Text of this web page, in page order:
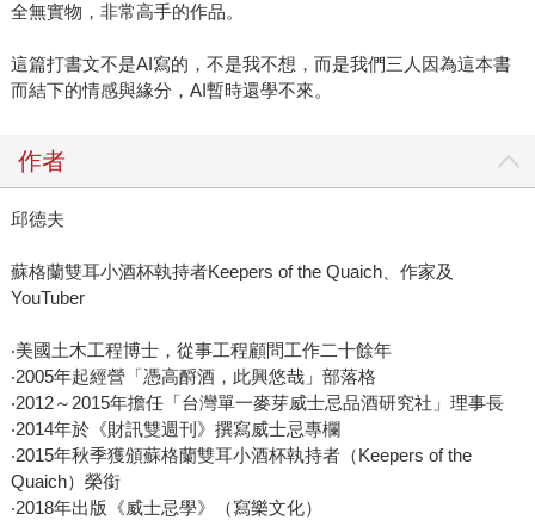
全無實物，非常高手的作品。
這篇打書文不是AI寫的，不是我不想，而是我們三人因為這本書
而結下的情感與緣分，AI暫時還學不來。
作者
邱德夫
蘇格蘭雙耳小酒杯執持者Keepers of the Quaich、作家及
YouTuber
‧美國土木工程博士，從事工程顧問工作二十餘年
‧2005年起經營「憑高酹酒，此興悠哉」部落格
‧2012～2015年擔任「台灣單一麥芽威士忌品酒研究社」理事長
‧2014年於《財訊雙週刊》撰寫威士忌專欄
‧2015年秋季獲頒蘇格蘭雙耳小酒杯執持者（Keepers of the
Quaich）榮銜
‧2018年出版《威士忌學》（寫樂文化）